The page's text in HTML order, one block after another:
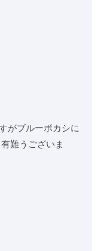
がブルーボカシに
難うございま